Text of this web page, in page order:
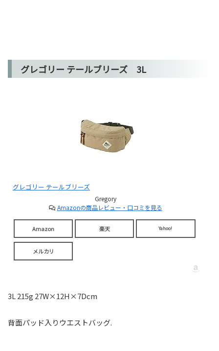
グレゴリー テールブリーズ 3L
グレゴリー テールブリーズ
Gregory
Amazonの商品レビュー・口コミを見る
Amazon 楽天 Yahoo!
メルカリ
3L 215g 27W×12H×7Dcm
背面パッド入りウエストバッグ.